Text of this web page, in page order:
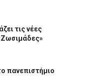
τις νέες
πανεπιστήμιο